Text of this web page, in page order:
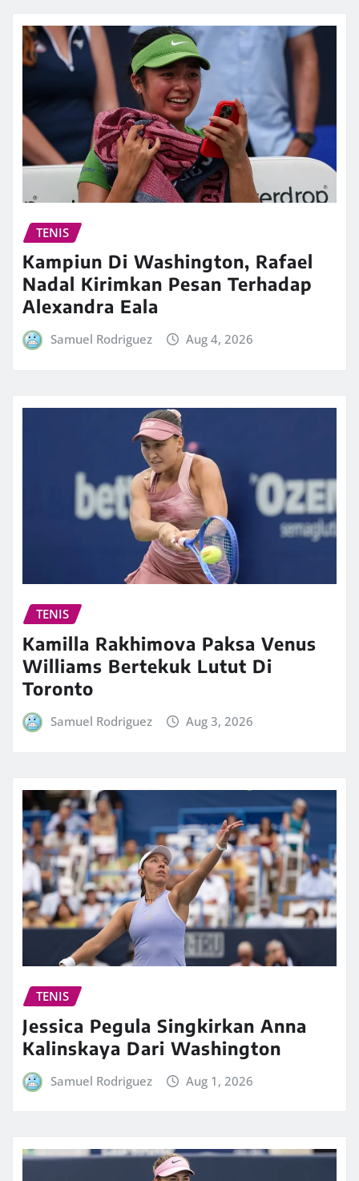
TENIS
Kampiun Di Washington, Rafael
Nadal Kirimkan Pesan Terhadap
Alexandra Eala
Samuel Rodriguez Aug 4, 2026
TENIS
Kamilla Rakhimova Paksa Venus
Williams Bertekuk Lutut Di
Toronto
Samuel Rodriguez Aug 3, 2026
TENIS
Jessica Pegula Singkirkan Anna
Kalinskaya Dari Washington
Samuel Rodriguez Aug 1, 2026